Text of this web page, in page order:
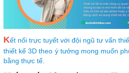
Kết nối trực tuyết với đội ngũ tư vấn
thiết kế 3D theo ý tưởng mong muốn
bằng thực tế.